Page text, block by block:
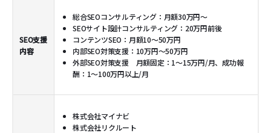
SEO支援
内容
総合SEOコンサルティング：月額30万円～
SEOサイト設計コンサルティング：20万円前後
コンテンツSEO：月額10〜50万円
内部SEO対策支援：10万円〜50万円
外部SEO対策支援 月額固定：1〜15万円/月、成功報
酬：1〜100万円以上/月
株式会社マイナビ
株式会社リクルート